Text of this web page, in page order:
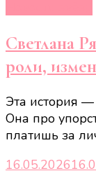
Светлана
роли,
Эта история
Она про
платишь за
16.05.2026